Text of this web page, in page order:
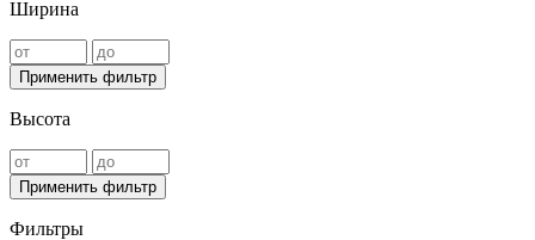
Ширина
Применить фильтр
Высота
Применить фильтр
Фильтры